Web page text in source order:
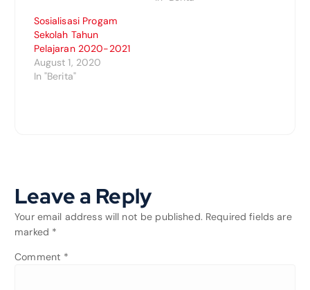
Sosialisasi Progam
Sekolah Tahun
Pelajaran 2020-2021
August 1, 2020
In "Berita"
Leave a Reply
Your email address will not be published. Required fields are
marked *
Comment *